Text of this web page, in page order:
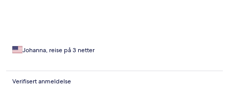
Johanna, reise på 3 netter
Verifisert anmeldelse